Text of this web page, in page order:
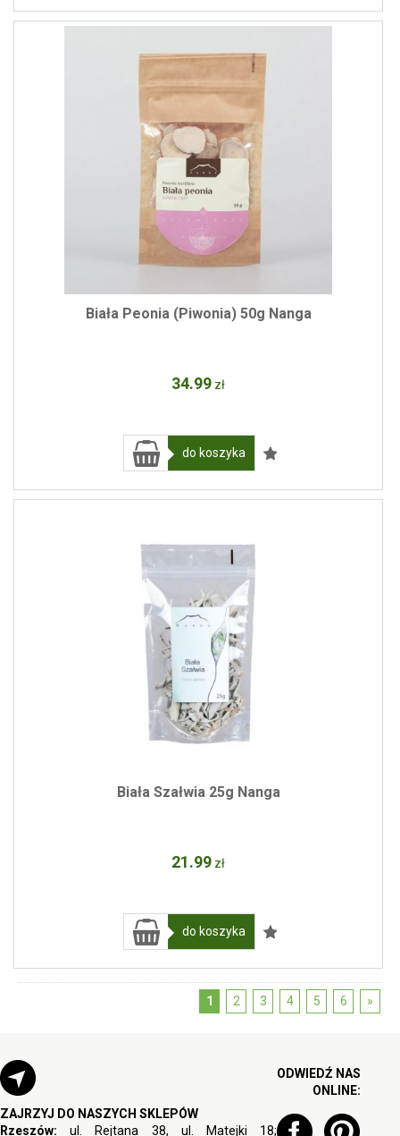
Biała Peonia (Piwonia) 50g Nanga
34.99 zł
do koszyka
Biała Szałwia 25g Nanga
21.99 zł
do koszyka
1 2 3 4 5 6 »
ZAJRZYJ DO NASZYCH SKLEPÓW
Rzeszów: ul. Rejtana 38, ul. Matejki 18;
ODWIEDŹ NAS
ONLINE: